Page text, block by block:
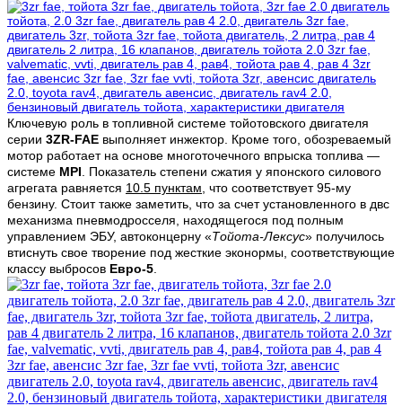
Ключевую роль в топливной системе тойотовского двигателя
серии 3ZR-FAE выполняет инжектор. Кроме того, обозреваемый
мотор работает на основе многоточечного впрыска топлива —
системе MPI . Показатель степени сжатия у японского силового
агрегата равняется 10.5 пунктам , что соответствует 95-му
бензину. Стоит также заметить, что за счет установленного в двс
механизма пневмодросселя, находящегося под полным
управлением ЭБУ, автоконцерну «Тойота-Лексус» получилось
втиснуть свое творение под жесткие эконормы, соответствующие
классу выбросов Евро-5